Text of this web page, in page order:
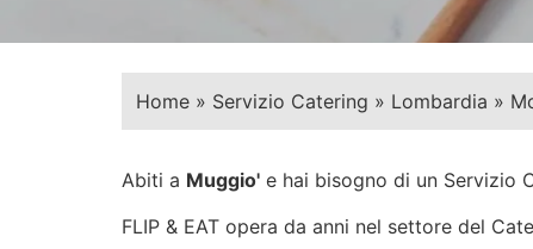
Home » Servizio Catering » Lombardia »
Abiti a Muggio' e hai bisogno di un Servizio
FLIP & EAT opera da anni nel settore del